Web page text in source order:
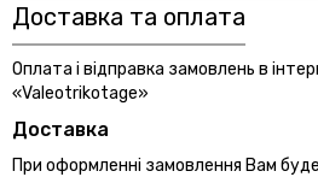
Доставка та оплата
Оплата і відправка замовлень в
«Valeotrikotage»
Доставка
При оформленні замовлення Вам